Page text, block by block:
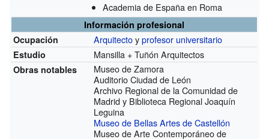
Academia de España en Roma
Información profesional
Ocupación
Arquitectoyprofesor universitario
Estudio Mansilla + Tuñón Arquitectos
Obras notables
Museo de Zamora
Auditorio Ciudad de León
Archivo Regional de la Comunidad de
Madrid y Biblioteca Regional Joaquín
Leguina
Museo de Bellas Artes de Castellón
Museo de Arte Contemporáneo de